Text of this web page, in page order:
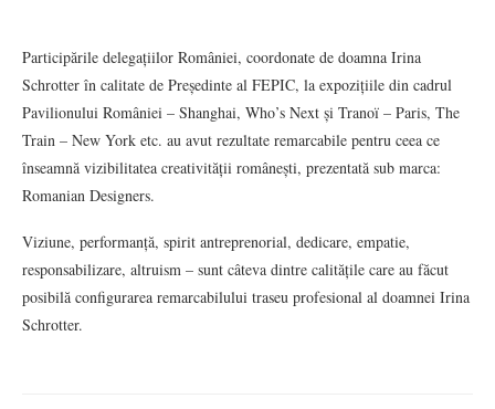
Participările delegațiilor României, coordonate de doamna Irina
Schrotter în calitate de Președinte al FEPIC, la expozițiile din cadrul
Pavilionului României – Shanghai, Who’s Next și Tranoï – Paris, The
Train – New York etc. au avut rezultate remarcabile pentru ceea ce
înseamnă vizibilitatea creativității românești, prezentată sub marca:
Romanian Designers.
Viziune, performanță, spirit antreprenorial, dedicare, empatie,
responsabilizare, altruism – sunt câteva dintre calitățile care au făcut
posibilă configurarea remarcabilului traseu profesional al doamnei Irina
Schrotter.